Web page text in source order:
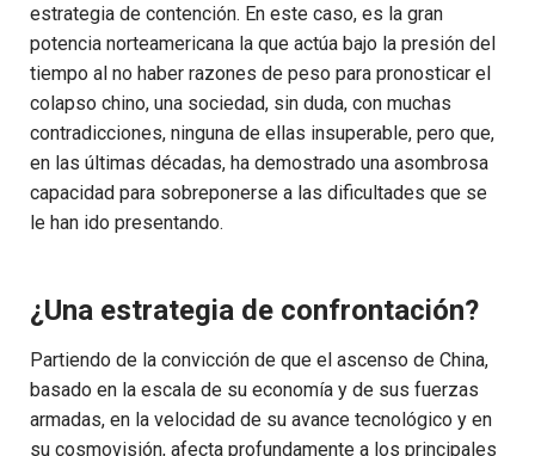
estrategia de contención. En este caso, es la gran
potencia norteamericana la que actúa bajo la presión del
tiempo al no haber razones de peso para pronosticar el
colapso chino, una sociedad, sin duda, con muchas
contradicciones, ninguna de ellas insuperable, pero que,
en las últimas décadas, ha demostrado una asombrosa
capacidad para sobreponerse a las dificultades que se
le han ido presentando.
¿Una estrategia de confrontación?
Partiendo de la convicción de que el ascenso de China,
basado en la escala de su economía y de sus fuerzas
armadas, en la velocidad de su avance tecnológico y en
su cosmovisión, afecta profundamente a los principales